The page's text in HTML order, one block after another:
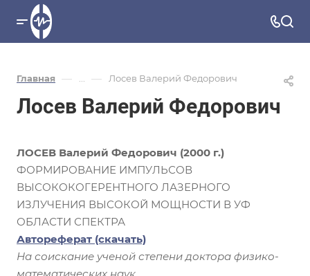
Главная — — Лосев Валерий Федорович
Лосев Валерий Федорович
ЛОСЕВ Валерий Федорович (2000 г.)
ФОРМИРОВАНИЕ ИМПУЛЬСОВ
ВЫСОКОКОГЕРЕНТНОГО ЛАЗЕРНОГО
ИЗЛУЧЕНИЯ ВЫСОКОЙ МОЩНОСТИ В УФ
ОБЛАСТИ СПЕКТРА
Автореферат (скачать)
На соискание ученой степени доктора физико-